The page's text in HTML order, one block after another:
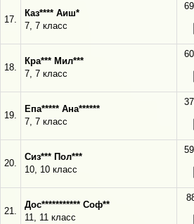
17.
Каз**** Аиш*
7, 7 класс
69
18.
Кра*** Мил***
7, 7 класс
60
19.
Епа***** Ана******
7, 7 класс
37
20.
Сиз*** Пол***
10, 10 класс
59
21.
Дос*********** Соф**
11, 11 класс